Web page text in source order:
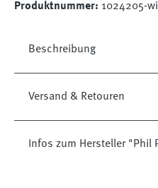
Produktnummer: 1024205-
Beschreibung
Versand & Retouren
Infos zum Hersteller "Phil